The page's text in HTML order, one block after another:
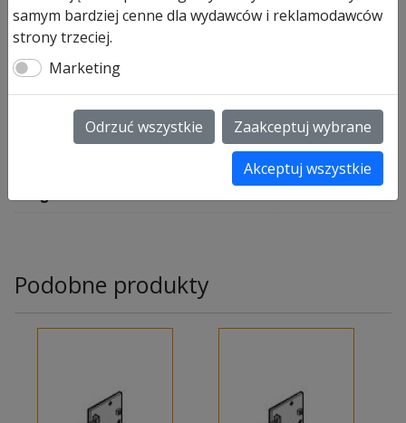
łańcucha
awaryjnego
SKU:637022
Informacje dodatkowe
Informacje dodatkowe
Podobne produkty
samym bardziej cenne dla wydawców i reklamodawców
strony trzeciej.
Marketing
Odrzuć wszystkie Zaakceptuj wybrane
Akceptuj wszystkie